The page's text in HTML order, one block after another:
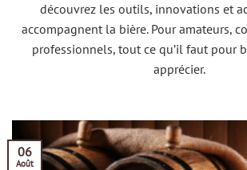
découvrez les outils, innovations et
accompagnent la bière. Pour amateurs,
professionnels, tout ce qu’il faut pour
apprécier.
06
Août